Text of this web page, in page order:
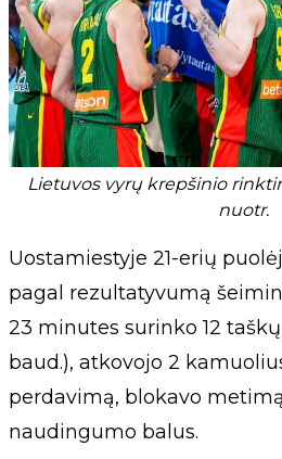
Lietuvos vyrų krepšinio
nuotr.
Uostamiestyje 21-erių
pagal rezultatyvumą
23 minutes surinko 12 taškų
baud.), atkovojo 2
perdavimą, blokavo
naudingumo balus.